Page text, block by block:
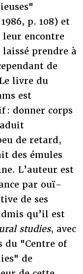
p. 108) et
encontre
prendre à
de
livre du
est
: donner corps
de retard,
des émules
L’auteur est
par ouï-
de ses
qu’il est
studies, avec
du "Centre of
de